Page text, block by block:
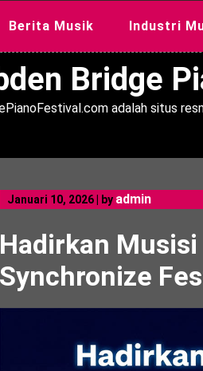
Berita Musik Industri
Bridge
adalah situs
Januari 10, 2026 by admin
Hadirkan
Synchronize